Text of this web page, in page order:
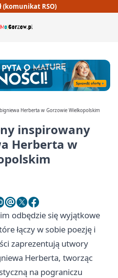
(komunikat RSO)
Herberta w Gorzowie Wielkopolskim
inspirowany
Herberta w
odbędzie się wyjątkowe
łączy w sobie poezję i
zaprezentują utwory
Herberta, tworząc
na pograniczu